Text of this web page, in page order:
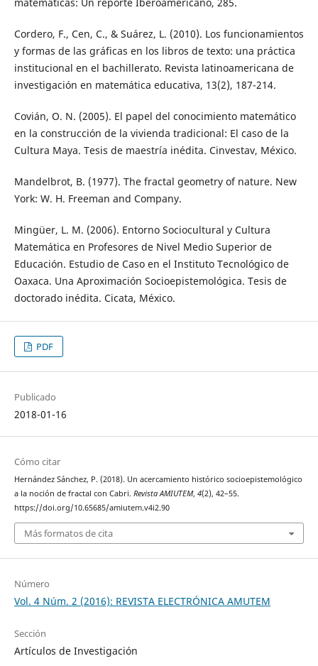
Cordero, F., Cen, C., & Suárez, L. (2010). Los funcionamientos
y formas de las gráficas en los libros de texto: una práctica
institucional en el bachillerato. Revista latinoamericana de
investigación en matemática educativa, 13(2), 187-214.
Covián, O. N. (2005). El papel del conocimiento matemático
en la construcción de la vivienda tradicional: El caso de la
Cultura Maya. Tesis de maestría inédita. Cinvestav, México.
Mandelbrot, B. (1977). The fractal geometry of nature. New
York: W. H. Freeman and Company.
Mingüer, L. M. (2006). Entorno Sociocultural y Cultura
Matemática en Profesores de Nivel Medio Superior de
Educación. Estudio de Caso en el Instituto Tecnológico de
Oaxaca. Una Aproximación Socioepistemológica. Tesis de
doctorado inédita. Cicata, México.
PDF
Publicado
2018-01-16
Cómo citar
Hernández Sánchez, P. (2018). Un acercamiento histórico socioepistemológico
a la noción de fractal con Cabri. Revista AMIUTEM, 4(2), 42–55.
https://doi.org/10.65685/amiutem.v4i2.90
Más formatos de cita
Número
Vol. 4 Núm. 2 (2016): REVISTA ELECTRÓNICA AMUTEM
Sección
Artículos de Investigación